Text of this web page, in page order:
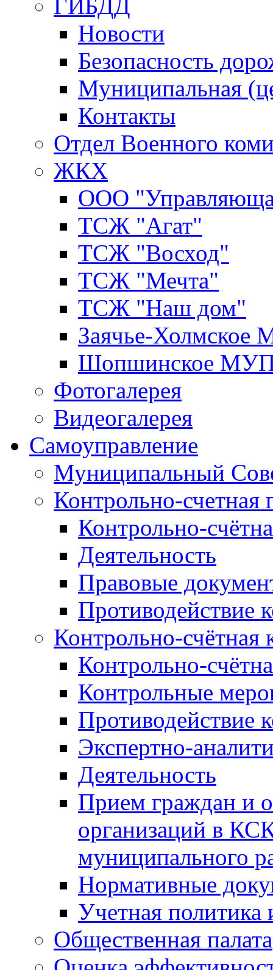
ГИБДД
Новости
Безопасность
Муниципальная
Контакты
Отдел Военного
ЖКХ
ООО
ТСЖ "Агат"
ТСЖ "Восход"
ТСЖ "Мечта"
ТСЖ "Наш дом"
Заячье-
Шопшинское
Фотогалерея
Видеогалерея
Самоуправление
Муниципальный
Контрольно-счетная
Контрольно-
Деятельность
Правовые
Противодействие
Контрольно-счётная
Контрольно-
Контрольные
Противодействие
Экспертно-
Деятельность
Прием граждан и
организаций в
муниципального
Нормативные
Учетная политика
Общественная палата